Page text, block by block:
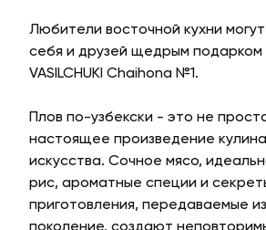
Любители восточной кухни
себя и друзей щедрым подарком
VASILCHUKI Chaihona №1.
Плов по-узбекски - это не
настоящее произведение
искусства. Сочное мясо,
рис, ароматные специи и
приготовления, передаваемые